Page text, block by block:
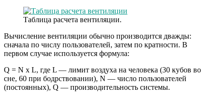
Таблица расчета вентиляции.
Вычисление вентиляции обычно производится дважды:
сначала по числу пользователей, затем по кратности. В
первом случае используется формула:
Q = N x L, где L — лимит воздуха на человека (30 кубов во
сне, 60 при бодрствовании), N — число пользователей
(постоянных), Q — производительность системы.